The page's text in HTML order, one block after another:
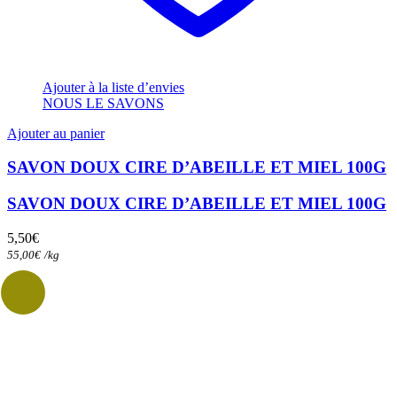
Ajouter à la liste d’envies
NOUS LE SAVONS
Ajouter au panier
SAVON DOUX CIRE D’ABEILLE ET MIEL 100G
SAVON DOUX CIRE D’ABEILLE ET MIEL 100G
5,50€
55,00€ /kg